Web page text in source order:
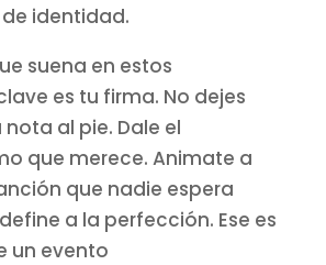
identidad.
suena en estos
es tu firma. No dejes
al pie. Dale el
que merece. Animate a
que nadie espera
a la perfección. Ese es
un evento